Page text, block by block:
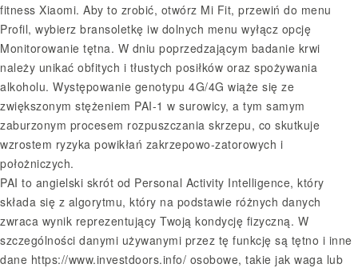
fitness Xiaomi. Aby to zrobić, otwórz Mi Fit, przewiń do menu
Profil, wybierz bransoletkę iw dolnych menu wyłącz opcję
Monitorowanie tętna. W dniu poprzedzającym badanie krwi
należy unikać obfitych i tłustych posiłków oraz spożywania
alkoholu. Występowanie genotypu 4G/4G wiąże się ze
zwiększonym stężeniem PAI-1 w surowicy, a tym samym
zaburzonym procesem rozpuszczania skrzepu, co skutkuje
wzrostem ryzyka powikłań zakrzepowo-zatorowych i
położniczych.
PAI to angielski skrót od Personal Activity Intelligence, który
składa się z algorytmu, który na podstawie różnych danych
zwraca wynik reprezentujący Twoją kondycję fizyczną. W
szczególności danymi używanymi przez tę funkcję są tętno i inne
dane https://www.investdoors.info/ osobowe, takie jak waga lub